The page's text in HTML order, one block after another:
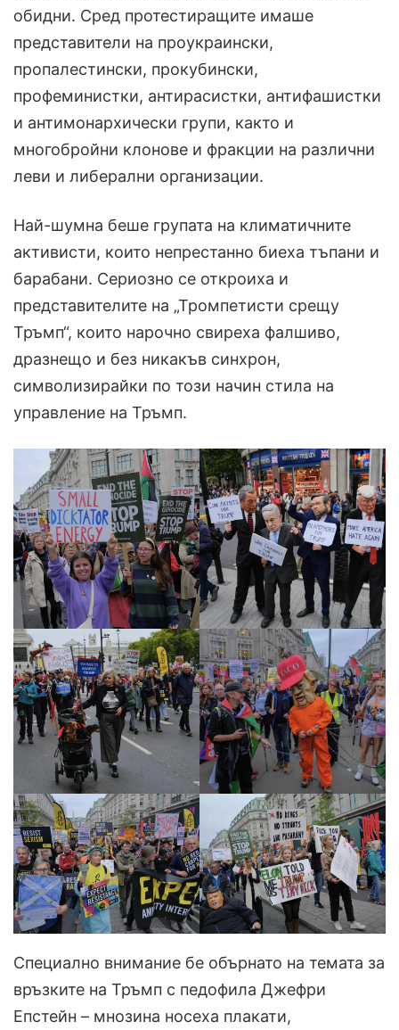
обидни. Сред протестиращите имаше
представители на проукраински,
пропалестински, прокубински,
профеминистки, антирасистки, антифашистки
и антимонархически групи, както и
многобройни клонове и фракции на различни
леви и либерални организации.
Най-шумна беше групата на климатичните
активисти, които непрестанно биеха тъпани и
барабани. Сериозно се откроиха и
представителите на „Тромпетисти срещу
Тръмп“, които нарочно свиреха фалшиво,
дразнещо и без никакъв синхрон,
символизирайки по този начин стила на
управление на Тръмп.
Специално внимание бе обърнато на темата за
връзките на Тръмп с педофила Джефри
Епстейн – мнозина носеха плакати,